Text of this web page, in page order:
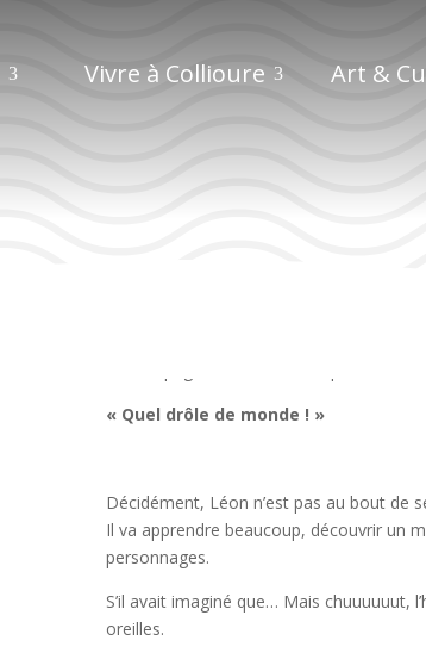
Vivre à Collioure Art &
« Quel drôle de monde ! »
Décidément, Léon n’est pas au bout de
Il va apprendre beaucoup, découvrir un
personnages.
S’il avait imaginé que… Mais chuuuuuut,
oreilles.